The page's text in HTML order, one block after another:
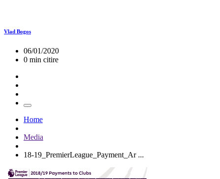
Vlad Bogos
06/01/2020
0 min citire
Home
Media
18-19_PremierLeague_Payment_Ar ...